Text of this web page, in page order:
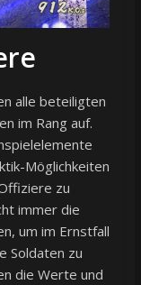
alle beteiligten
im Rang auf.
Möglichkeiten
zu
immer die
um im Ernstfall
Soldaten zu
die Werte und